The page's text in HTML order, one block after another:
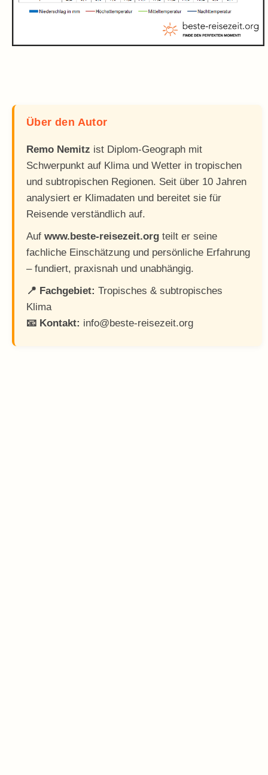
Über den Autor
Remo Nemitz ist Diplom-Geograph mit
Schwerpunkt auf Klima und Wetter in tropischen
und subtropischen Regionen. Seit über 10 Jahren
analysiert er Klimadaten und bereitet sie für
Reisende verständlich auf.
Auf www.beste-reisezeit.org teilt er seine
fachliche Einschätzung und persönliche Erfahrung
– fundiert, praxisnah und unabhängig.
📍 Fachgebiet: Tropisches & subtropisches
Klima
📧 Kontakt: info@beste-reisezeit.org